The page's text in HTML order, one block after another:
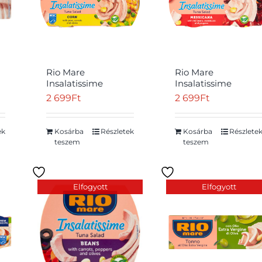
Rio Mare
Insalatissime
zöldséges készétel
2 699Ft
Kosárba
teszem
Részletek
Rio Mare
Insalatissime
zöldséges készétel
2 699Ft
Kosárba
teszem
Részletek
Elfogyott Elfogyott